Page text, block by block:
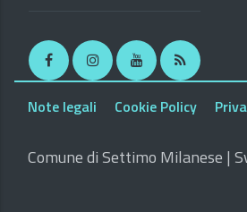
FacebookInstagramYoutube RSS
Note legali Cookie Policy
Comune di Settimo Milanese |